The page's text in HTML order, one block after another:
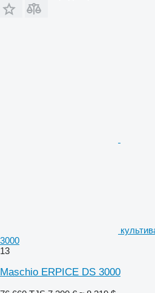
3000
13
Maschio ERPICE DS 3000